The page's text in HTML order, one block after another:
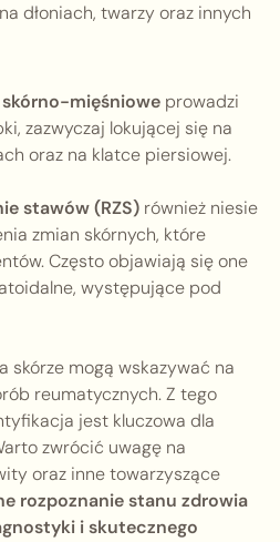
dłoniach, twarzy oraz innych
skórno-mięśniowe prowadzi
zazwyczaj lokującej się na
oraz na klatce piersiowej.
stawów (RZS) również niesie
zmian skórnych, które
Często objawiają się one
występujące pod
skórze mogą wskazywać na
reumatycznych. Z tego
jest kluczowa dla
zwrócić uwagę na
oraz inne towarzyszące
rozpoznanie stanu zdrowia
i skutecznego